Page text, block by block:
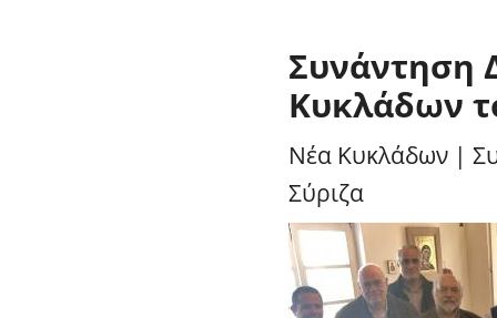
Συνάντηση
Κυκλάδων
Νέα Κυκλάδων |
Σύριζα